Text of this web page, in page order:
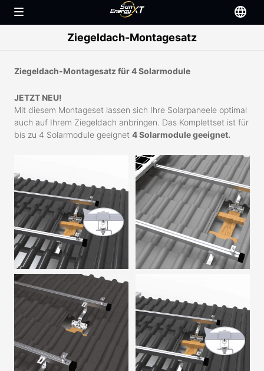
Ziegeldach-Montagesatz
Ziegeldach-Montagesatz für 4 Solarmodule
JETZT NEU!
Mit diesem Montageset lassen sich Ihre Solarpaneele optimal
auch auf Ihrem Ziegeldach anbringen. Das Komplettset ist für
bis zu 4 Solarmodule geeignet 4 Solarmodule geeignet.